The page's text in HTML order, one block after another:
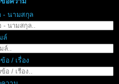
- นามสกุล
ล์
อ / เรื่อง